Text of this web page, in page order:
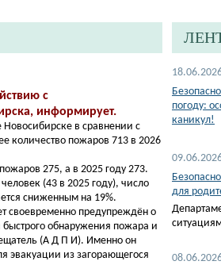
с
информирует.
в сравнении с
количество пожаров 713 в 2026
275, а в 2025 году 273.
(43 в 2025 году), число
сниженным на 19%.
своевременно предупреждён о
обнаружения пожара и
(А Д П И). Именно он
эвакуации из загорающегося
погоду:
каникул!
для